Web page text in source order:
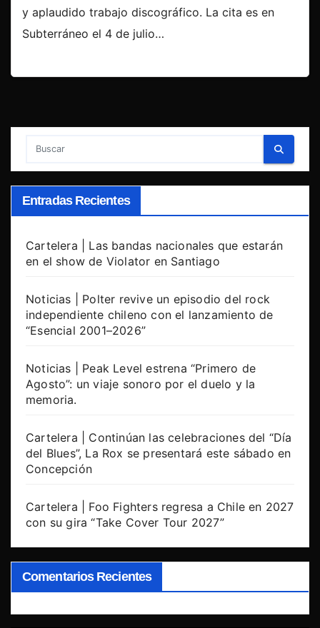
y aplaudido trabajo discográfico. La cita es en
Subterráneo el 4 de julio…
Entradas Recientes
Cartelera | Las bandas nacionales que estarán
en el show de Violator en Santiago
Noticias | Polter revive un episodio del rock
independiente chileno con el lanzamiento de
“Esencial 2001–2026”
Noticias | Peak Level estrena “Primero de
Agosto”: un viaje sonoro por el duelo y la
memoria.
Cartelera | Continúan las celebraciones del “Día
del Blues”, La Rox se presentará este sábado en
Concepción
Cartelera | Foo Fighters regresa a Chile en 2027
con su gira “Take Cover Tour 2027”
Comentarios Recientes